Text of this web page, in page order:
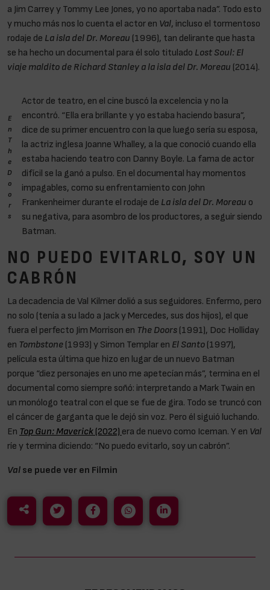
a Jim Carrey y Tommy Lee Jones, yo no aportaba nada”. Todo esto
y mucho más nos lo cuenta el actor en Val, incluso el tormentoso
rodaje de La isla del Dr. Moreau (1996), tan delirante que hasta
se ha hecho un documental para él solo titulado Lost Soul: El
viaje maldito de Richard Stanley a la isla del Dr. Moreau (2014).
E
n
T
h
e
D
o
o
r
s
Actor de teatro, en el cine buscó la excelencia y no la
encontró. “Ella era brillante y yo estaba haciendo basura”,
dice de su primer encuentro con la que luego sería su esposa,
la actriz inglesa Joanne Whalley, a la que conoció cuando ella
estaba haciendo teatro con Danny Boyle. La fama de actor
difícil se la ganó a pulso. En el documental hay momentos
impagables, como su enfrentamiento con John
Frankenheimer durante el rodaje de La isla del Dr. Moreau o
su negativa, para asombro de los productores, a seguir siendo
Batman.
NO PUEDO EVITARLO, SOY UN
CABRÓN
La decadencia de Val Kilmer dolió a sus seguidores. Enfermo, pero
no solo (tenía a su lado a Jack y Mercedes, sus dos hijos), el que
fuera el perfecto Jim Morrison en The Doors (1991), Doc Holliday
en Tombstone (1993) y Simon Templar en El Santo (1997),
película esta última que hizo en lugar de un nuevo Batman
porque “diez personajes en uno me apetecían más”, termina en el
documental como siempre soñó: interpretando a Mark Twain en
un monólogo teatral con el que se fue de gira. Todo se truncó con
el cáncer de garganta que le dejó sin voz. Pero él siguió luchando.
En Top Gun: Maverick (2022) era de nuevo como Iceman. Y en Val
ríe y termina diciendo: “No puedo evitarlo, soy un cabrón”.
Val se puede ver en Filmin